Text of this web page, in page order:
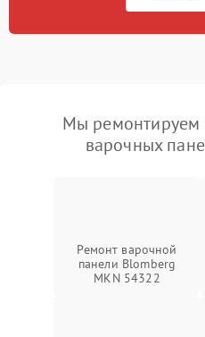
Мы ремонтируем
варочных
Ремонт варочной
панели Blomberg
MKN 54322